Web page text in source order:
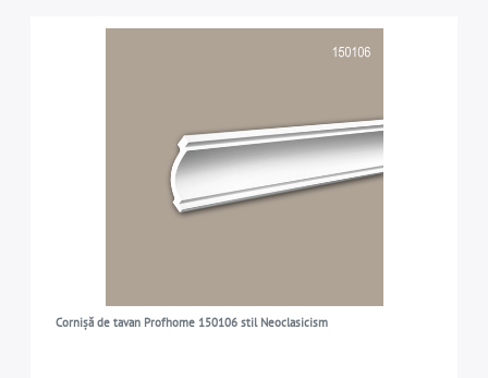
Cornișă de tavan Profhome 150106 stil Neoclasicism